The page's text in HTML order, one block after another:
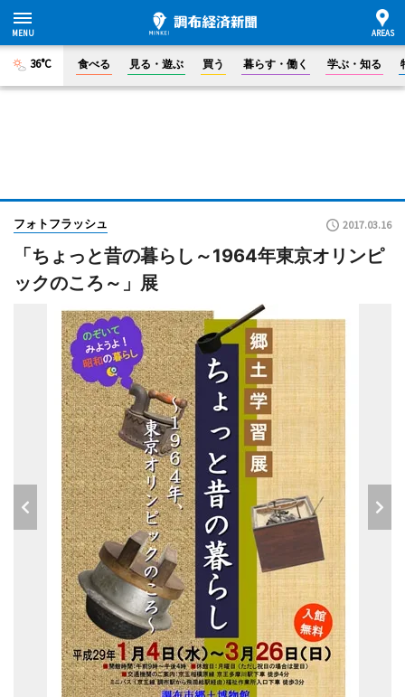
36°C 食べる 見る・遊ぶ 買う 暮らす・働く 学ぶ・知る
フォトフラッシュ 2017.03.16
「ちょっと昔の暮らし～1964年東京オリンピ
ックのころ～」展